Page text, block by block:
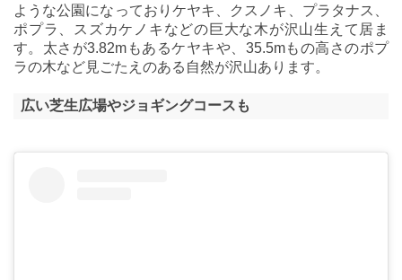
ような公園になっておりケヤキ、クスノキ、プラタナス、
ポプラ、スズカケノキなどの巨大な木が沢山生えて居ま
す。太さが3.82mもあるケヤキや、35.5mもの高さのポプ
ラの木など見ごたえのある自然が沢山あります。
広い芝生広場やジョギングコースも